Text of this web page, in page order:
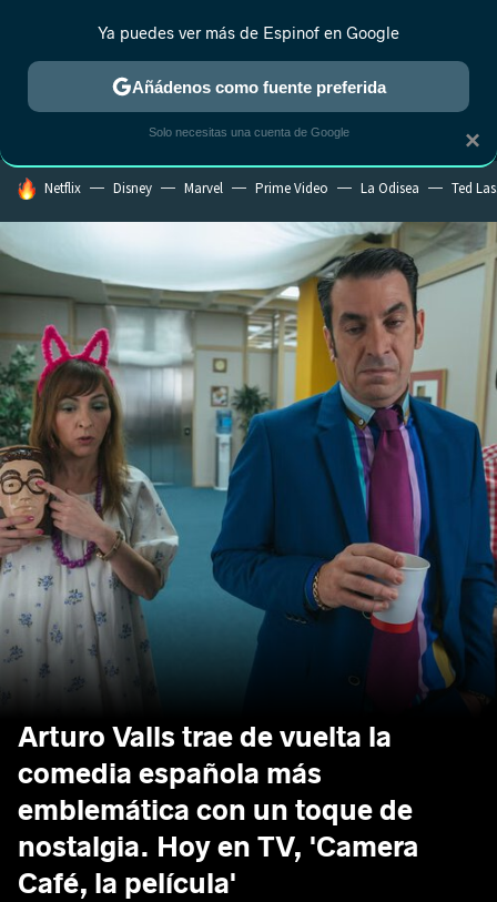
MENÚ NUEVO
ESTRENOS REALITY ANIME RANKINGS CINE
HOY SE HABLA DE
Netflix Disney Marvel Prime Video La Odisea Ted
Arturo Valls trae de vuelta la
comedia española más
emblemática con un toque de
nostalgia. Hoy en TV, 'Camera
Café, la película'
×
Ya puedes ver más de Espinof en Google
Añádenos como fuente preferida
Solo necesitas una cuenta de Google